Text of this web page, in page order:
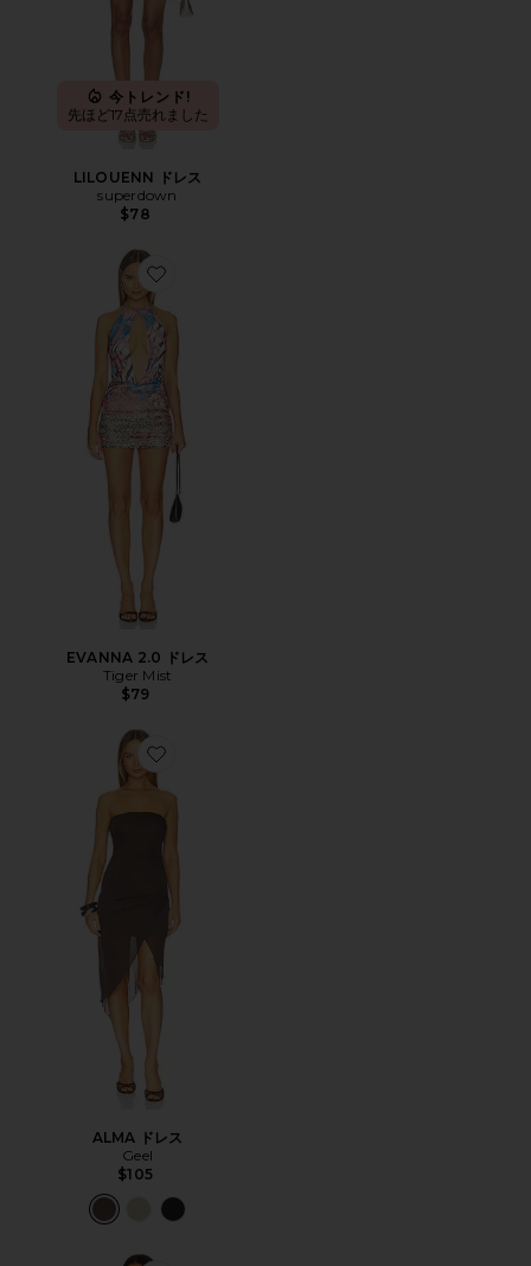
今トレンド!
先ほど17点売れました
LILOUENN ドレス
superdown
$78
Favorite EVANNA 2.0 ドレス
EVANNA 2.0 ドレス
Tiger Mist
$79
Favorite ALMA ドレス
ALMA ドレス
Geel
$105